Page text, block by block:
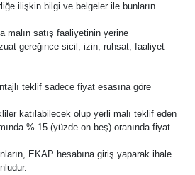
ilişkin bilgi ve belgeler ile bunların
malın satış faaliyetinin yerine
gereğince sicil, izin, ruhsat, faaliyet
teklif sadece fiyat esasına göre
katılabilecek olup yerli malı teklif eden
% 15 (yüzde on beş) oranında fiyat
EKAP hesabına giriş yaparak ihale